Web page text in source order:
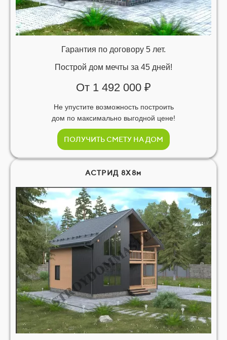
Гарантия по договору 5 лет.
Построй дом мечты за 45 дней!
От 1 492 000 ₽
Не упустите возможность построить
дом по максимально выгодной цене!
ПОЛУЧИТЬ СМЕТУ НА ДОМ
АСТРИД 8Х8м